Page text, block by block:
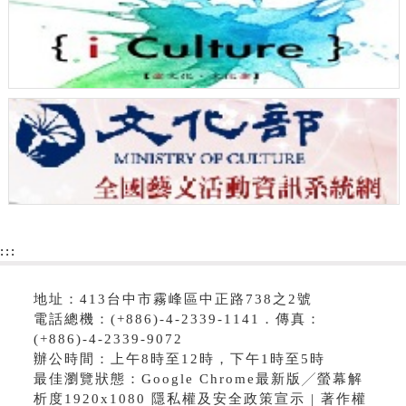
:::
地址：413台中市霧峰區中正路738之2號
電話總機：(+886)-4-2339-1141．傳真：
(+886)-4-2339-9072
辦公時間：上午8時至12時，下午1時至5時
最佳瀏覽狀態：Google Chrome最新版╱螢幕解
析度1920x1080 隱私權及安全政策宣示 | 著作權